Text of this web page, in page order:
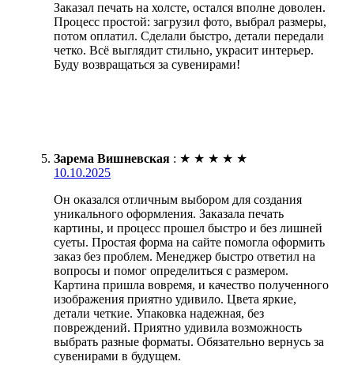
Заказал печать на холсте, остался вполне доволен.
Процесс простой: загрузил фото, выбрал размеры,
потом оплатил. Сделали быстро, детали передали
четко. Всё выглядит стильно, украсит интерьер.
Буду возвращаться за сувенирами!
Зарема Вишневская : ★ ★ ★ ★ ★
10.10.2025
Он оказался отличным выбором для создания
уникального оформления. Заказала печать
картины, и процесс прошел быстро и без лишней
суеты. Простая форма на сайте помогла оформить
заказ без проблем. Менеджер быстро ответил на
вопросы и помог определиться с размером.
Картина пришла вовремя, и качество полученного
изображения приятно удивило. Цвета яркие,
детали четкие. Упаковка надежная, без
повреждений. Приятно удивила возможность
выбрать разные форматы. Обязательно вернусь за
сувенирами в будущем.